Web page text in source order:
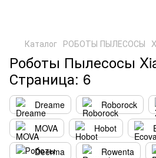
Каталог РОБОТЫ ПЫЛЕСОСЫ
Роботы Пылесосы
Страница: 6
Dreame Roborock
MOVA
Hobot
Deerma
Rowenta